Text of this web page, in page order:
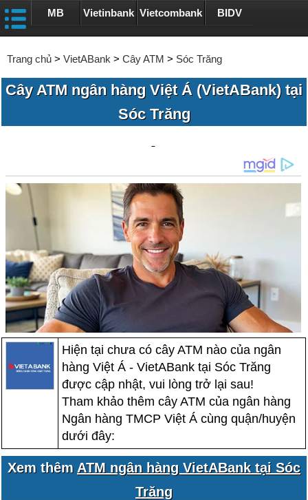
MB Vietinbank Vietcombank BIDV
Trang chủ > VietABank > Cây ATM > Sóc Trăng
Cây ATM ngân hàng Việt Á (VietABank) tại
Sóc Trăng
Hiện tại chưa có cây ATM nào của ngân
hàng Việt Á - VietABank tại Sóc Trăng
được cập nhật, vui lòng trở lại sau!
Tham khảo thêm cây ATM của ngân hàng
Ngân hàng TMCP Việt Á cùng quận/huyện
dưới đây:
Xem thêm ATM ngân hàng VietABank tại Sóc
Trăng